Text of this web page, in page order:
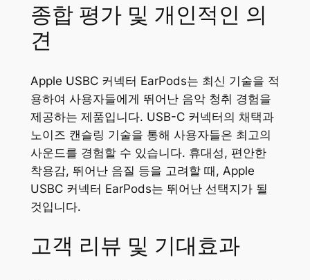
종합 평가 및 개인적인 의
견
Apple USBC 커넥터 EarPods는 최신 기술을 적
용하여 사용자들에게 뛰어난 음악 청취 경험을
제공하는 제품입니다. USB-C 커넥터의 채택과
노이즈 캔슬링 기술을 통해 사용자들은 최고의
사운드를 경험할 수 있습니다. 휴대성, 편안한
착용감, 뛰어난 음질 등을 고려할 때, Apple
USBC 커넥터 EarPods는 뛰어난 선택지가 될
것입니다.
고객 리뷰 및 기대효과